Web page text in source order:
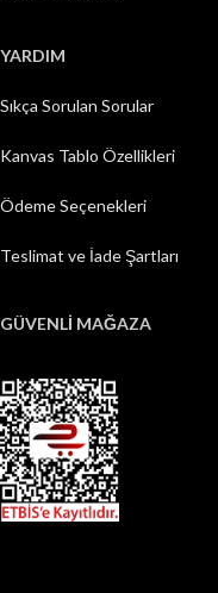
YARDIM
Sıkça Sorulan Sorular
Kanvas Tablo Özellikleri
Ödeme Seçenekleri
Teslimat ve İade Şartları
GÜVENLİ MAĞAZA